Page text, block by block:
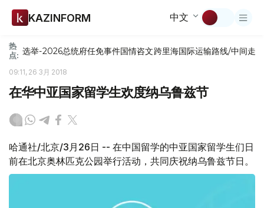
KAZINFORM 中文
热
点: 选举-2026总统府任免事件国情咨文跨里海国际运输路线/中间走廊
09:11, 26 3月 2018
在华中亚国家留学生欢度纳乌鲁兹节
哈通社/北京/3月26日 -- 在中国留学的中亚国家留学生们日
前在北京奥林匹克公园举行活动，共同庆祝纳乌鲁兹节日。